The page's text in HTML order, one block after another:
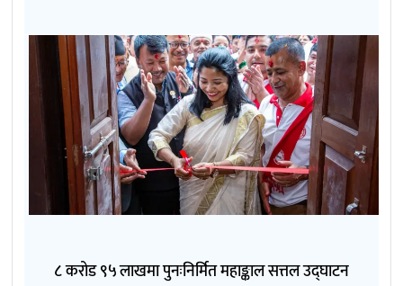
८ करोड ९५ लाखमा पुनःनिर्मित महाङ्काल सत्तल उद्घाटन